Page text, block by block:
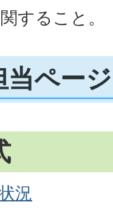
すること。
当ページ
況